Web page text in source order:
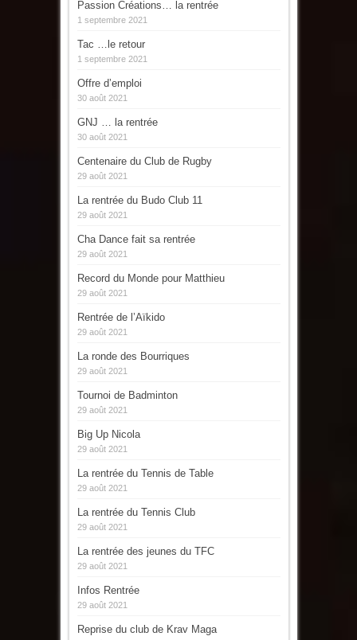
Passion Créations… la rentrée
1 septembre 2021
Tac …le retour
1 septembre 2021
Offre d’emploi
30 août 2021
GNJ … la rentrée
30 août 2021
Centenaire du Club de Rugby
29 août 2021
La rentrée du Budo Club 11
29 août 2021
Cha Dance fait sa rentrée
29 août 2021
Record du Monde pour Matthieu
29 août 2021
Rentrée de l’Aïkido
29 août 2021
La ronde des Bourriques
29 août 2021
Tournoi de Badminton
29 août 2021
Big Up Nicola
29 août 2021
La rentrée du Tennis de Table
29 août 2021
La rentrée du Tennis Club
29 août 2021
La rentrée des jeunes du TFC
29 août 2021
Infos Rentrée
29 août 2021
Reprise du club de Krav Maga